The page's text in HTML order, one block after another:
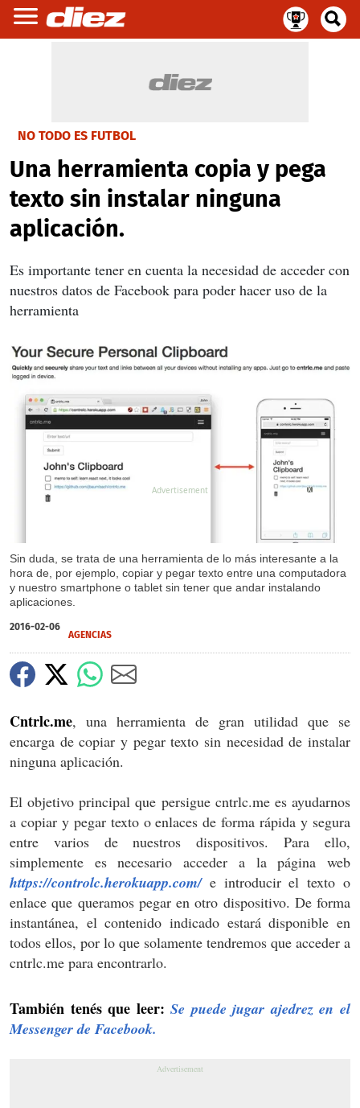
NO TODO ES FUTBOL
Una herramienta copia y pega
texto sin instalar ninguna
aplicación.
Es importante tener en cuenta la necesidad de acceder con
nuestros datos de Facebook para poder hacer uso de la
herramienta
Sin duda, se trata de una herramienta de lo más interesante a la
hora de, por ejemplo, copiar y pegar texto entre una computadora
y nuestro smartphone o tablet sin tener que andar instalando
aplicaciones.
X
2016-02-06
AGENCIAS
Cntrlc.me, una herramienta de gran utilidad que se
encarga de copiar y pegar texto sin necesidad de instalar
ninguna aplicación.
El objetivo principal que persigue cntrlc.me es ayudarnos
a copiar y pegar texto o enlaces de forma rápida y segura
entre varios de nuestros dispositivos. Para ello,
simplemente es necesario acceder a la página web
https://controlc.herokuapp.com/e introducir el texto o
enlace que queramos pegar en otro dispositivo. De forma
instantánea, el contenido indicado estará disponible en
todos ellos, por lo que solamente tendremos que acceder a
cntrlc.me para encontrarlo.
También tenés que leer:Se puede jugar ajedrez en el
Messenger de Facebook.